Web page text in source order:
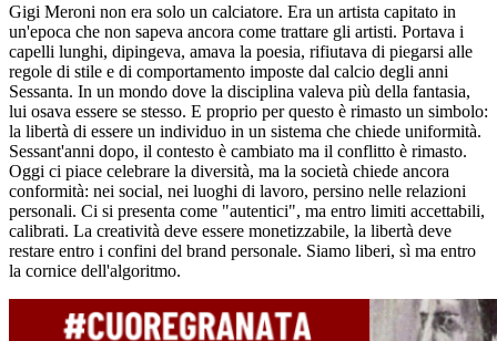
Gigi Meroni non era solo un calciatore. Era un artista capitato in
un'epoca che non sapeva ancora come trattare gli artisti. Portava i
capelli lunghi, dipingeva, amava la poesia, rifiutava di piegarsi alle
regole di stile e di comportamento imposte dal calcio degli anni
Sessanta. In un mondo dove la disciplina valeva più della fantasia,
lui osava essere se stesso. E proprio per questo è rimasto un simbolo:
la libertà di essere un individuo in un sistema che chiede uniformità.
Sessant'anni dopo, il contesto è cambiato ma il conflitto è rimasto.
Oggi ci piace celebrare la diversità, ma la società chiede ancora
conformità: nei social, nei luoghi di lavoro, persino nelle relazioni
personali. Ci si presenta come "autentici", ma entro limiti accettabili,
calibrati. La creatività deve essere monetizzabile, la libertà deve
restare entro i confini del brand personale. Siamo liberi, sì ma entro
la cornice dell'algoritmo.